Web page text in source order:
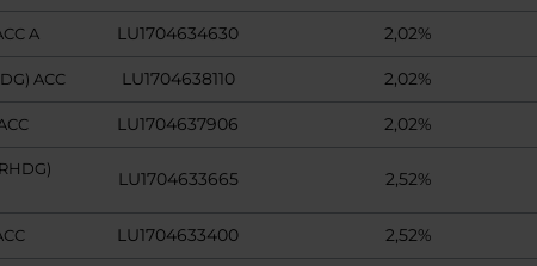
A LU1704634630 2,02%
ACC LU1704638110 2,02%
LU1704637906 2,02%
LU1704633665 2,52%
LU1704633400 2,52%